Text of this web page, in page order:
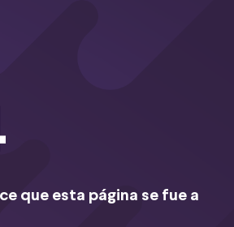
que esta página se fue a